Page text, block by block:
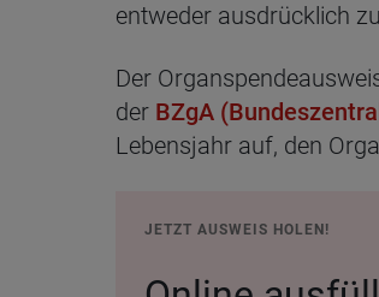
entweder ausdrücklich
Der
der BZgA
Lebensjahr auf, den
JETZT AUSWEIS HOLEN!